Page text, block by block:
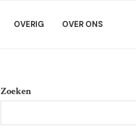
OVERIG OVER ONS
Zoeken